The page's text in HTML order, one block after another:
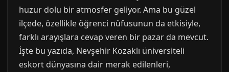
huzur dolu bir atmosfer geliyor. Ama bu güzel
ilçede, özellikle öğrenci nüfusunun da etkisiyle,
farklı arayışlara cevap veren bir pazar da mevcut.
İşte bu yazıda, Nevşehir Kozaklı üniversiteli
eskort dünyasına dair merak edilenleri,